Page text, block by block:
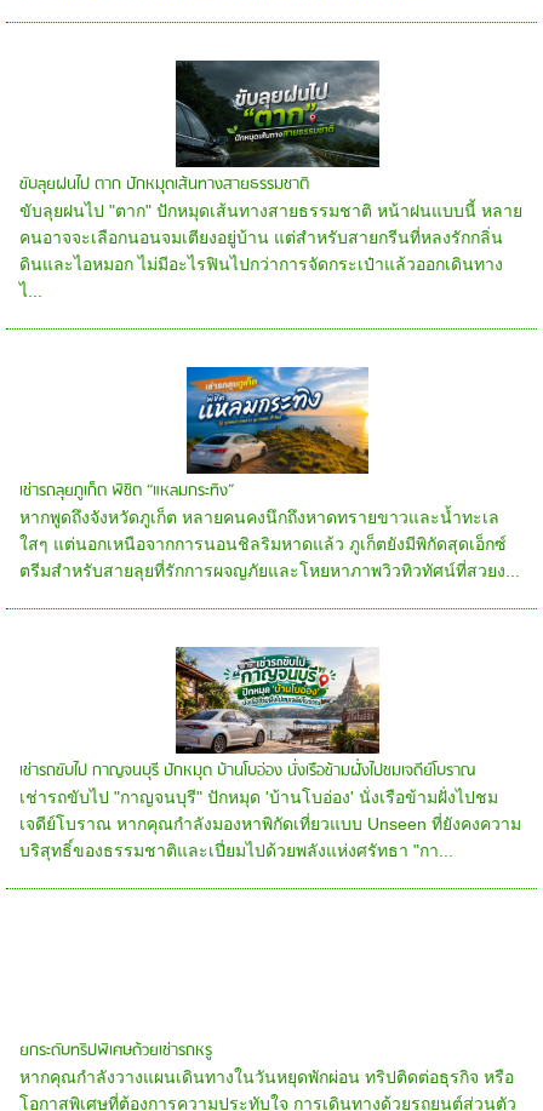
ขับลุยฝนไป ตาก ปักหมุดเส้นทางสายธรรมชาติ
ขับลุยฝนไป "ตาก" ปักหมุดเส้นทางสายธรรมชาติ หน้าฝนแบบนี้ หลาย
คนอาจจะเลือกนอนจมเตียงอยู่บ้าน แต่สำหรับสายกรีนที่หลงรักกลิ่น
ดินและไอหมอก ไม่มีอะไรฟินไปกว่าการจัดกระเป๋าแล้วออกเดินทาง
ไ...
เช่ารถลุยภูเก็ต พิชิต “แหลมกระทิง”
หากพูดถึงจังหวัดภูเก็ต หลายคนคงนึกถึงหาดทรายขาวและน้ำทะเล
ใสๆ แต่นอกเหนือจากการนอนชิลริมหาดแล้ว ภูเก็ตยังมีพิกัดสุดเอ็กซ์
ตรีมสำหรับสายลุยที่รักการผจญภัยและโหยหาภาพวิวทิวทัศน์ที่สวยง...
เช่ารถขับไป กาญจนบุรี ปักหมุด บ้านโบอ่อง นั่งเรือข้ามฝั่งไปชมเจดีย์โบราณ
เช่ารถขับไป "กาญจนบุรี" ปักหมุด 'บ้านโบอ่อง' นั่งเรือข้ามฝั่งไปชม
เจดีย์โบราณ หากคุณกำลังมองหาพิกัดเที่ยวแบบ Unseen ที่ยังคงความ
บริสุทธิ์ของธรรมชาติและเปี่ยมไปด้วยพลังแห่งศรัทธา "กา...
ยกระดับทริปพิเศษด้วยเช่ารถหรู
หากคุณกำลังวางแผนเดินทางในวันหยุดพักผ่อน ทริปติดต่อธุรกิจ หรือ
โอกาสพิเศษที่ต้องการความประทับใจ การเดินทางด้วยรถยนต์ส่วนตัว